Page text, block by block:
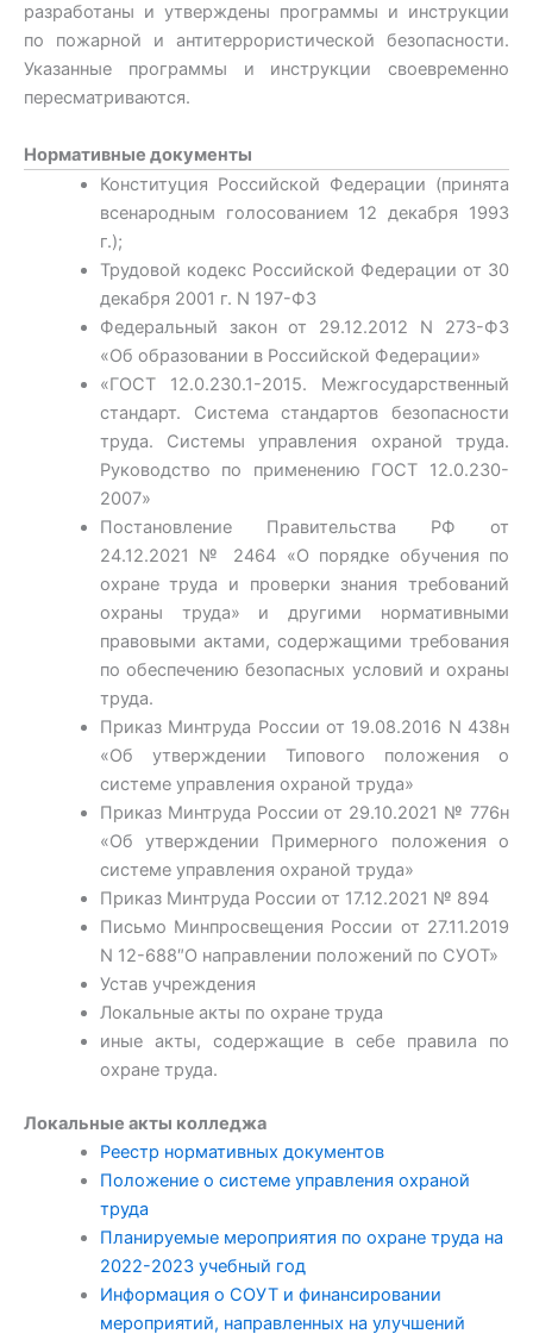
разработаны и утверждены программы и инструкции
по пожарной и антитеррористической безопасности.
Указанные программы и инструкции своевременно
пересматриваются.
Нормативные документы
Конституция Российской Федерации (принята
всенародным голосованием 12 декабря 1993
г.);
Трудовой кодекс Российской Федерации от 30
декабря 2001 г. N 197-ФЗ
Федеральный закон от 29.12.2012 N 273-ФЗ
«Об образовании в Российской Федерации»
«ГОСТ 12.0.230.1-2015. Межгосударственный
стандарт. Система стандартов безопасности
труда. Системы управления охраной труда.
Руководство по применению ГОСТ 12.0.230-
2007»
Постановление Правительства РФ от
24.12.2021 № 2464 «О порядке обучения по
охране труда и проверки знания требований
охраны труда» и другими нормативными
правовыми актами, содержащими требования
по обеспечению безопасных условий и охраны
труда.
Приказ Минтруда России от 19.08.2016 N 438н
«Об утверждении Типового положения о
системе управления охраной труда»
Приказ Минтруда России от 29.10.2021 № 776н
«Об утверждении Примерного положения о
системе управления охраной труда»
Приказ Минтруда России от 17.12.2021 № 894
Письмо Минпросвещения России от 27.11.2019
N 12-688″О направлении положений по СУОТ»
Устав учреждения
Локальные акты по охране труда
иные акты, содержащие в себе правила по
охране труда.
Локальные акты колледжа
Реестр нормативных документов
Положение о системе управления охраной
труда
Планируемые мероприятия по охране труда на
2022-2023 учебный год
Информация о СОУТ и финансировании
мероприятий, направленных на улучшений